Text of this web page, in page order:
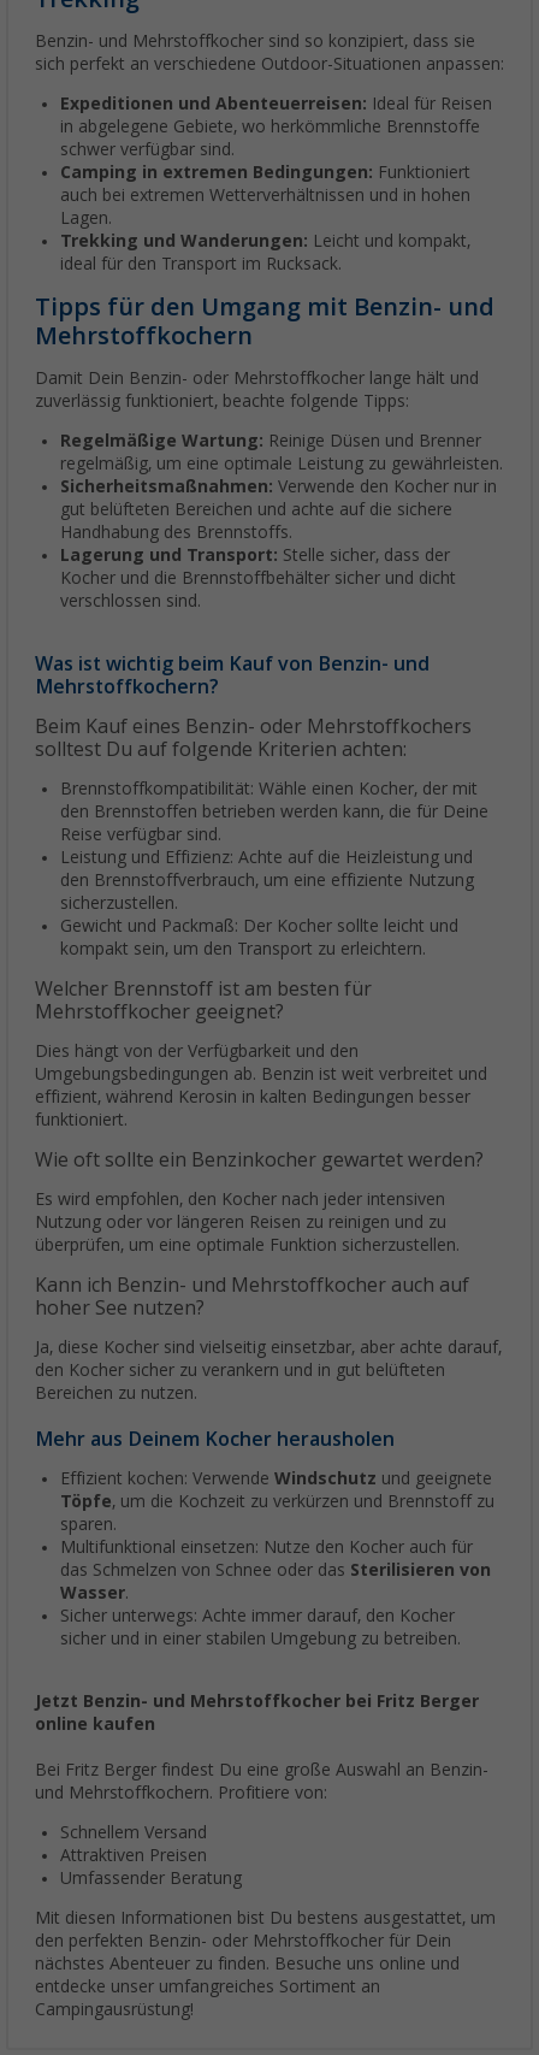
Benzin- und Mehrstoffkocher sind so konzipiert, dass sie
sich perfekt an verschiedene Outdoor-Situationen anpassen:
Expeditionen und Abenteuerreisen: Ideal für Reisen
in abgelegene Gebiete, wo herkömmliche Brennstoffe
schwer verfügbar sind.
Camping in extremen Bedingungen: Funktioniert
auch bei extremen Wetterverhältnissen und in hohen
Lagen.
Trekking und Wanderungen: Leicht und kompakt,
ideal für den Transport im Rucksack.
Tipps für den Umgang mit Benzin- und
Mehrstoffkochern
Damit Dein Benzin- oder Mehrstoffkocher lange hält und
zuverlässig funktioniert, beachte folgende Tipps:
Regelmäßige Wartung: Reinige Düsen und Brenner
regelmäßig, um eine optimale Leistung zu gewährleisten.
Sicherheitsmaßnahmen: Verwende den Kocher nur in
gut belüfteten Bereichen und achte auf die sichere
Handhabung des Brennstoffs.
Lagerung und Transport: Stelle sicher, dass der
Kocher und die Brennstoffbehälter sicher und dicht
verschlossen sind.
Was ist wichtig beim Kauf von Benzin- und
Mehrstoffkochern?
Beim Kauf eines Benzin- oder Mehrstoffkochers
solltest Du auf folgende Kriterien achten:
Brennstoffkompatibilität: Wähle einen Kocher, der mit
den Brennstoffen betrieben werden kann, die für Deine
Reise verfügbar sind.
Leistung und Effizienz: Achte auf die Heizleistung und
den Brennstoffverbrauch, um eine effiziente Nutzung
sicherzustellen.
Gewicht und Packmaß: Der Kocher sollte leicht und
kompakt sein, um den Transport zu erleichtern.
Welcher Brennstoff ist am besten für
Mehrstoffkocher geeignet?
Dies hängt von der Verfügbarkeit und den
Umgebungsbedingungen ab. Benzin ist weit verbreitet und
effizient, während Kerosin in kalten Bedingungen besser
funktioniert.
Wie oft sollte ein Benzinkocher gewartet werden?
Es wird empfohlen, den Kocher nach jeder intensiven
Nutzung oder vor längeren Reisen zu reinigen und zu
überprüfen, um eine optimale Funktion sicherzustellen.
Kann ich Benzin- und Mehrstoffkocher auch auf
hoher See nutzen?
Ja, diese Kocher sind vielseitig einsetzbar, aber achte darauf,
den Kocher sicher zu verankern und in gut belüfteten
Bereichen zu nutzen.
Mehr aus Deinem Kocher herausholen
Effizient kochen: Verwende Windschutz und geeignete
Töpfe, um die Kochzeit zu verkürzen und Brennstoff zu
sparen.
Multifunktional einsetzen: Nutze den Kocher auch für
das Schmelzen von Schnee oder das Sterilisieren von
Wasser.
Sicher unterwegs: Achte immer darauf, den Kocher
sicher und in einer stabilen Umgebung zu betreiben.
Jetzt Benzin- und Mehrstoffkocher bei Fritz Berger
online kaufen
Bei Fritz Berger findest Du eine große Auswahl an Benzin-
und Mehrstoffkochern. Profitiere von:
Schnellem Versand
Attraktiven Preisen
Umfassender Beratung
Mit diesen Informationen bist Du bestens ausgestattet, um
den perfekten Benzin- oder Mehrstoffkocher für Dein
nächstes Abenteuer zu finden. Besuche uns online und
entdecke unser umfangreiches Sortiment an
Campingausrüstung!